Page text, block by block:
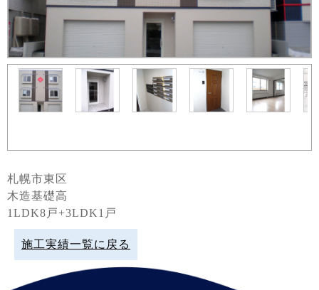
札幌市東区
木造基礎高
1LDK8戸+3LDK1戸
施工実績一覧に戻る